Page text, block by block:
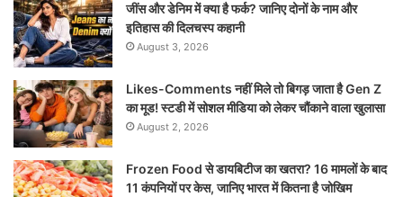
जींस और डेनिम में क्या है फर्क? जानिए दोनों के नाम और
इतिहास की दिलचस्प कहानी
August 3, 2026
Likes-Comments नहीं मिले तो बिगड़ जाता है Gen Z
का मूड! स्टडी में सोशल मीडिया को लेकर चौंकाने वाला खुलासा
August 2, 2026
Frozen Food से डायबिटीज का खतरा? 16 मामलों के बाद
11 कंपनियों पर केस, जानिए भारत में कितना है जोखिम